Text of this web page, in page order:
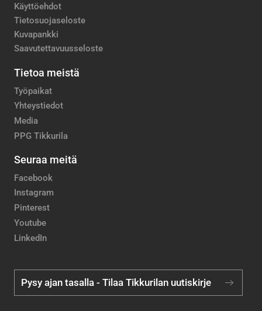
Käyttöehdot
Tietosuojaseloste
Kuvapankki
Saavutettavuusseloste
Tietoa meistä
Työpaikat
Yhteystiedot
Media
PPG Tikkurila
Seuraa meitä
Facebook
Instagram
Pinterest
Youtube
LinkedIn
Pysy ajan tasalla - Tilaa Tikkurilan uutiskirje